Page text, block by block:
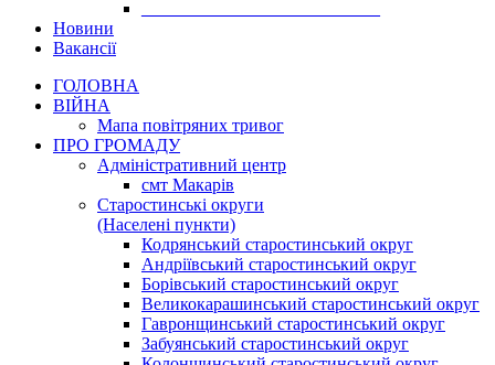
Новини
Вакансії
ГОЛОВНА
ВІЙНА
Мапа повітряних тривог
ПРО ГРОМАДУ
Aдміністративний центр
смт Макарів
Старостинські округи
(Населені пункти)
Кодрянський старостинський округ
Андріївський старостинський округ
Борівський старостинський округ
Великокарашинський старостинський округ
Гавронщинський старостинський округ
Забуянський старостинський округ